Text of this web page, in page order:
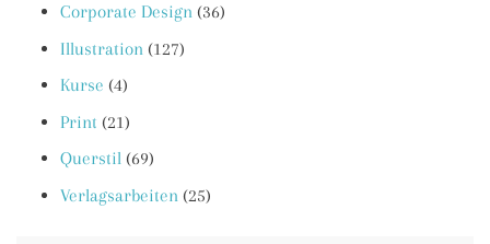
Corporate Design (36)
Illustration (127)
Kurse (4)
Print (21)
Querstil (69)
Verlagsarbeiten (25)